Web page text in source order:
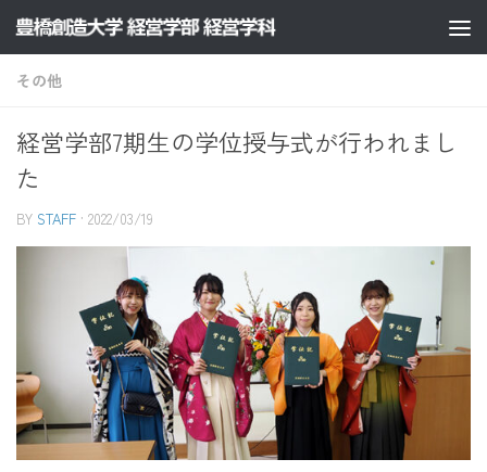
コンテンツへスキップ
その他
経営学部7期生の学位授与式が行われまし
た
BY STAFF · 2022/03/19